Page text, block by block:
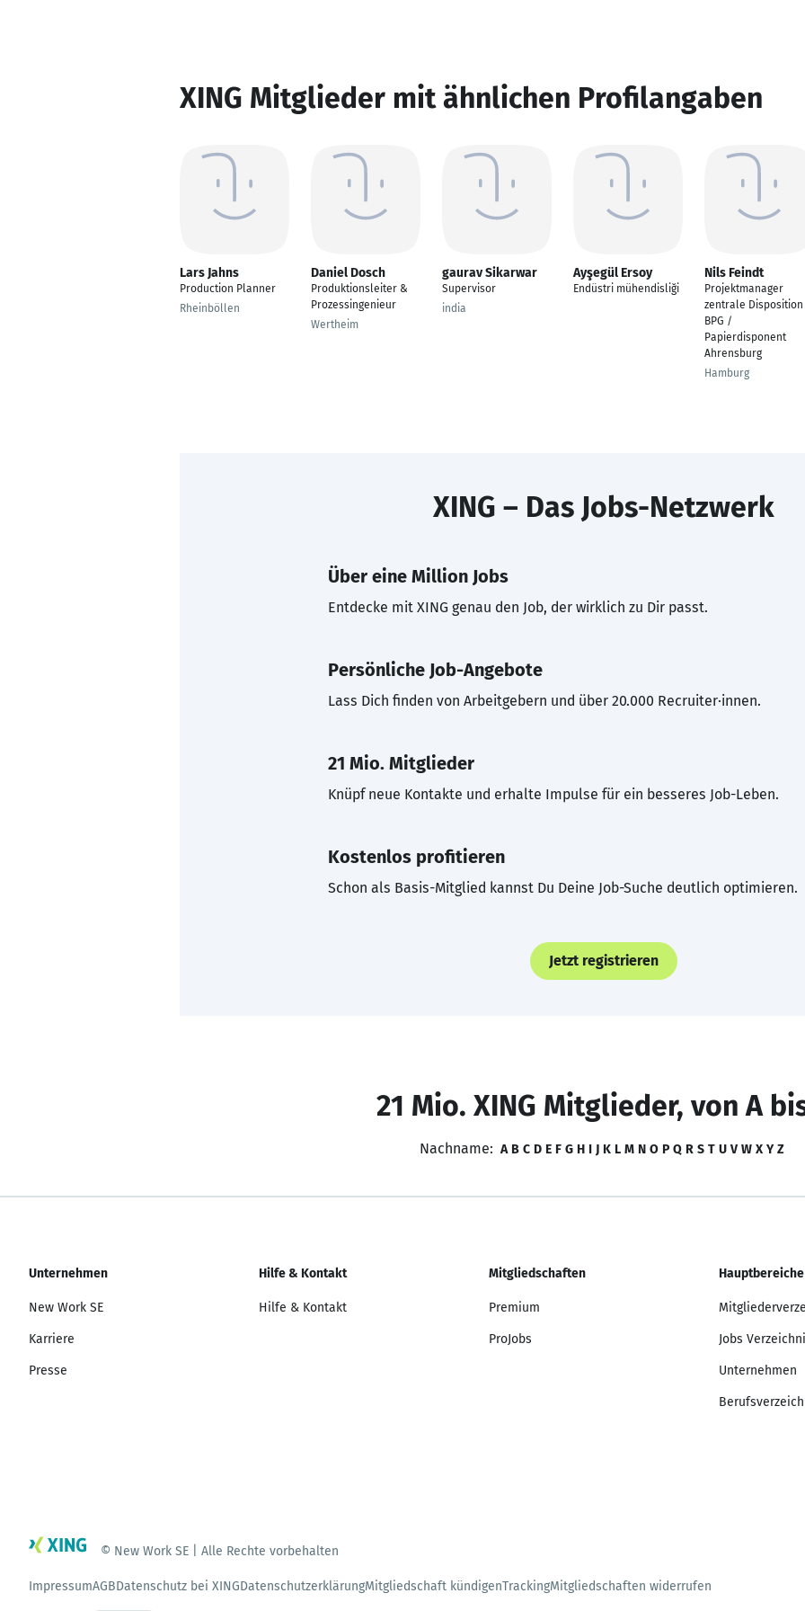
XING Mitglieder mit ähnlichen Profilangaben
Lars Jahns
Production Planner
Rheinböllen
Daniel Dosch
Produktionsleiter &
Prozessingenieur
Wertheim
gaurav Sikarwar
Supervisor
india
Ayşegül Ersoy
Endüstri mühendisliği
Nils Feindt
Projektmanager
zentrale Disposition
BPG /
Papierdisponent
Ahrensburg
Hamburg
XING – Das Jobs-Netzwerk
Über eine Million Jobs
Entdecke mit XING genau den Job, der wirklich zu Dir passt.
Persönliche Job-Angebote
Lass Dich finden von Arbeitgebern und über 20.000 Recruiter·innen.
21 Mio. Mitglieder
Knüpf neue Kontakte und erhalte Impulse für ein besseres Job-Leben.
Kostenlos profitieren
Schon als Basis-Mitglied kannst Du Deine Job-Suche deutlich optimieren.
Jetzt registrieren
21 Mio. XING Mitglieder, von A
Nachname: A B C D E F G H I J K L M N O P Q R S T U V W X Y Z
Unternehmen
New Work SE
Karriere
Presse
Hilfe & Kontakt
Hilfe & Kontakt
Mitgliedschaften
Premium
ProJobs
Hauptbereiche
Jobs
Unternehmen
© New Work SE | Alle Rechte vorbehalten
ImpressumAGBDatenschutz bei XINGDatenschutzerklärungMitgliedschaft kündigenTrackingMitgliedschaften widerrufen